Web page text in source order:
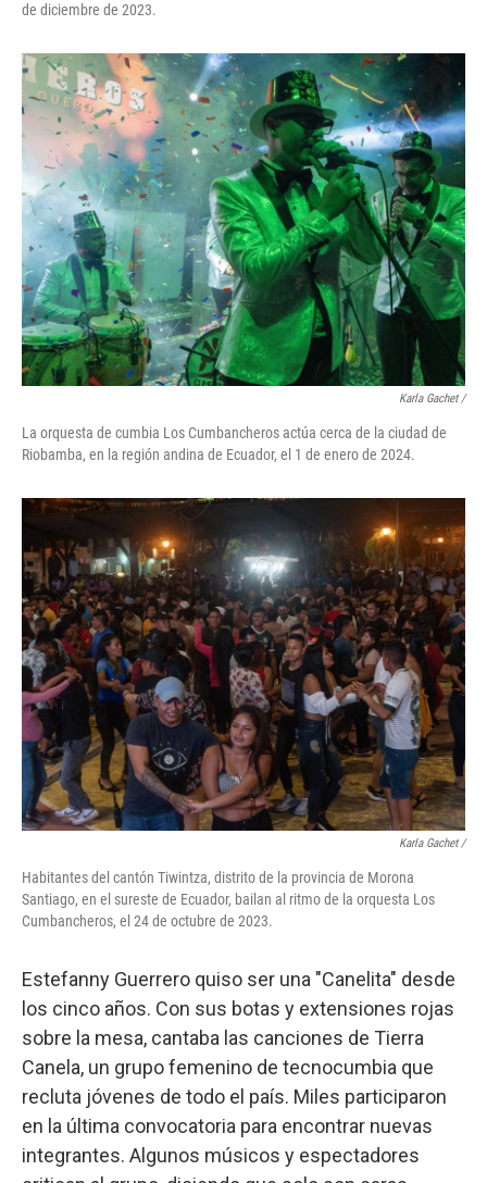
de diciembre de 2023.
Karla Gachet/
La orquesta de cumbia Los Cumbancheros actúa cerca de la ciudad de
Riobamba, en la región andina de Ecuador, el 1 de enero de 2024.
Karla Gachet/
Habitantes del cantón Tiwintza, distrito de la provincia de Morona
Santiago, en el sureste de Ecuador, bailan al ritmo de la orquesta Los
Cumbancheros, el 24 de octubre de 2023.
Estefanny Guerrero quiso ser una "Canelita" desde
los cinco años. Con sus botas y extensiones rojas
sobre la mesa, cantaba las canciones de Tierra
Canela, un grupo femenino de tecnocumbia que
recluta jóvenes de todo el país. Miles participaron
en la última convocatoria para encontrar nuevas
integrantes. Algunos músicos y espectadores